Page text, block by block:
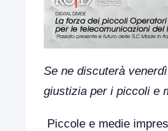
Se ne discuterà
giustizia per i piccoli e
Piccole e medie